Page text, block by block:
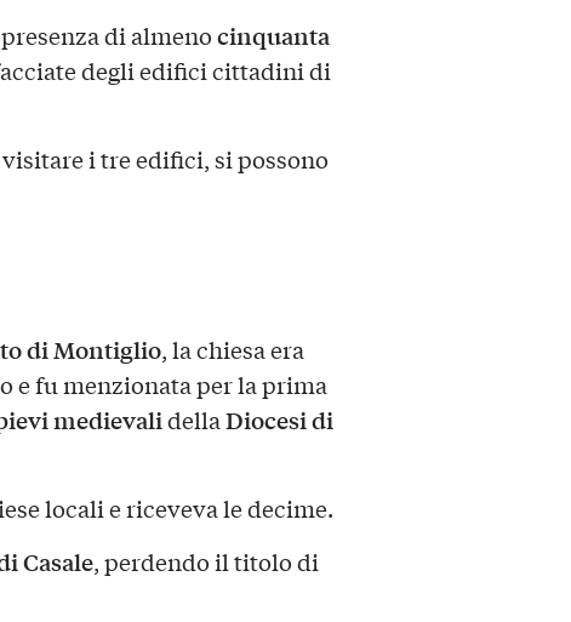
di almenocinquanta
degli edifici cittadini di
i tre edifici, si possono
di Montiglio, la chiesa era
e fu menzionata per la prima
medievalidellaDiocesi di
locali e riceveva le decime.
Casale, perdendo il titolo di